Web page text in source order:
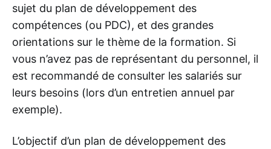
sujet du plan de développement des
compétences (ou PDC), et des grandes
orientations sur le thème de la formation. Si
vous n’avez pas de représentant du personnel, il
est recommandé de consulter les salariés sur
leurs besoins (lors d’un entretien annuel par
exemple).
L’objectif d’un plan de développement des